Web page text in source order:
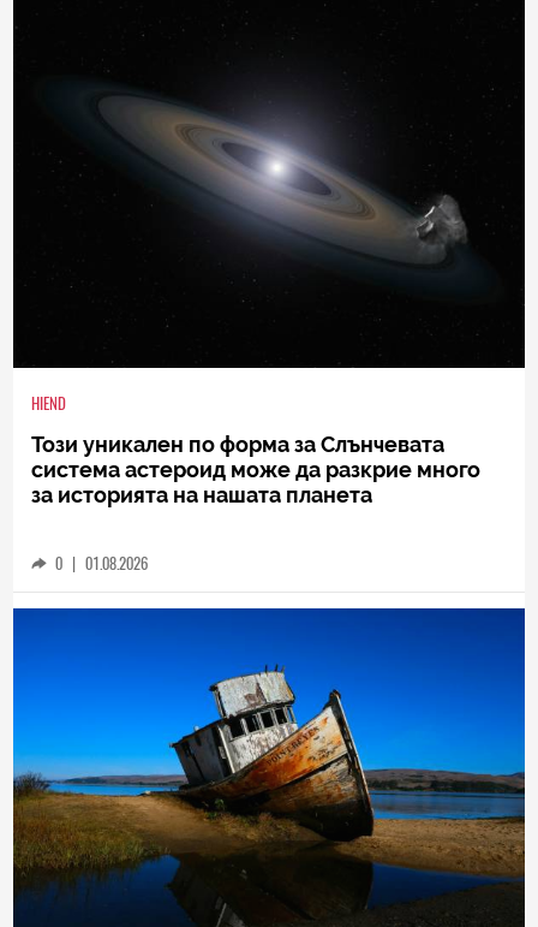
HIEND
за историята на нашата планета